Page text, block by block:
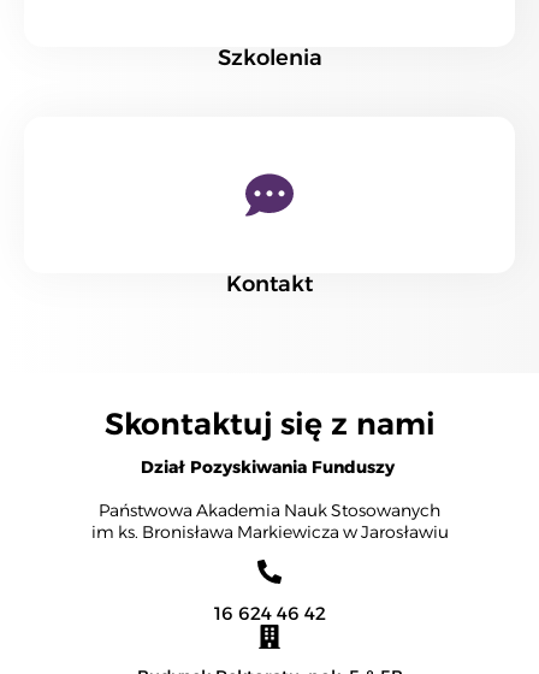
Szkolenia
Kontakt
Skontaktuj się z nami
Dział Pozyskiwania Funduszy
Państwowa Akademia Nauk Stosowanych
im ks. Bronisława Markiewicza w Jarosławiu
16 624 46 42